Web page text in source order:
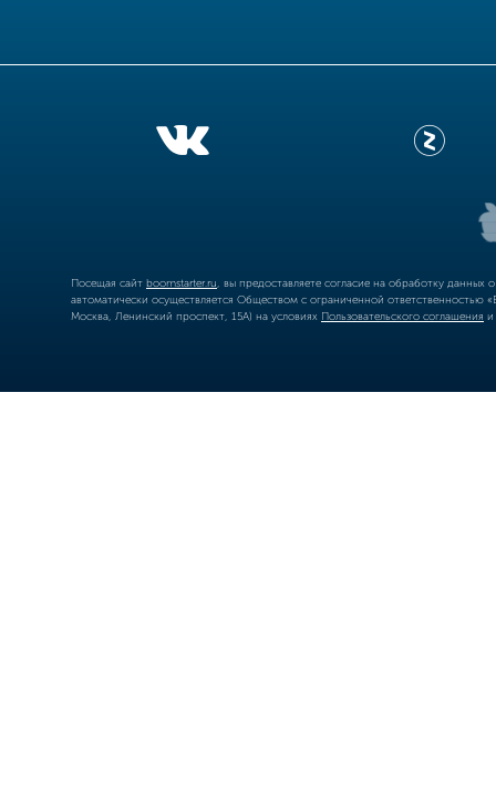
Посещая сайт boomstarter.ru , вы предоставляете согласие на обработку
автоматически осуществляется Обществом с ограниченной
Москва, Ленинский проспект, 15А) на условиях Пользовательского соглашения и